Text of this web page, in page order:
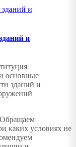
и
основные
зданий и
каких условиях не